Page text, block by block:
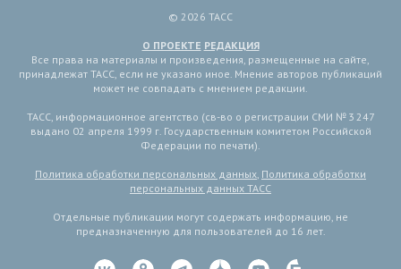
© 2026 ТАСС
О ПРОЕКТЕ РЕДАКЦИЯ
Все права на материалы и произведения, размещенные на сайте,
принадлежат ТАСС, если не указано иное. Мнение авторов публикаций
может не совпадать с мнением редакции.
ТАСС, информационное агентство (св-во о регистрации СМИ № 3 247
выдано 02 апреля 1999 г. Государственным комитетом Российской
Федерации по печати).
Политика обработки персональных данных, Политика обработки
персональных данных ТАСС
Отдельные публикации могут содержать информацию, не
предназначенную для пользователей до 16 лет.